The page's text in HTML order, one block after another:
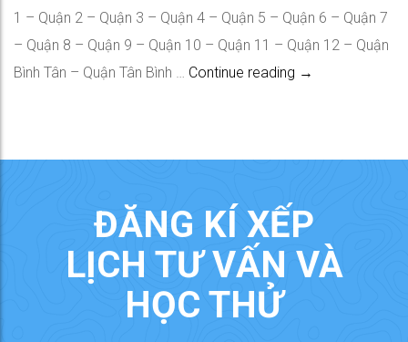
1 – Quận 2 – Quận 3 – Quận 4 – Quận 5 – Quận 6 – Quận 7
– Quận 8 – Quận 9 – Quận 10 – Quận 11 – Quận 12 – Quận
Bình Tân – Quận Tân Bình … Continue reading Khai Giảng Lớp
→
ĐĂNG KÍ XẾP
LỊCH TƯ VẤN VÀ
HỌC THỬ